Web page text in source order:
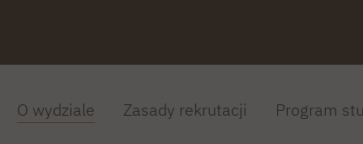
O wydziale Zasady rekrutacji Program